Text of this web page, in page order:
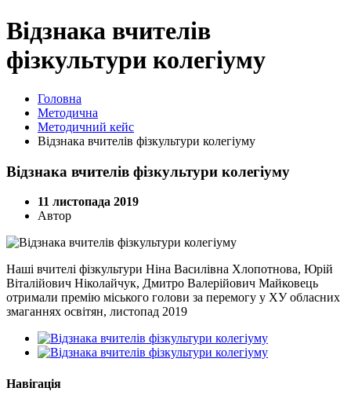
Відзнака вчителів
фізкультури колегіуму
Головна
Методична
Методичний кейс
Відзнака вчителів фізкультури колегіуму
Відзнака вчителів фізкультури колегіуму
11 листопада 2019
Автор
Наші вчителі фізкультури Ніна Василівна Хлопотнова, Юрій
Віталійович Ніколайчук, Дмитро Валерійович Майковець
отримали премію міського голови за перемогу у ХУ обласних
змаганнях освітян, листопад 2019
Навігація